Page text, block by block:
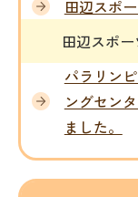
田辺スポ
田辺スポ
パラリン
ングセン
ました。